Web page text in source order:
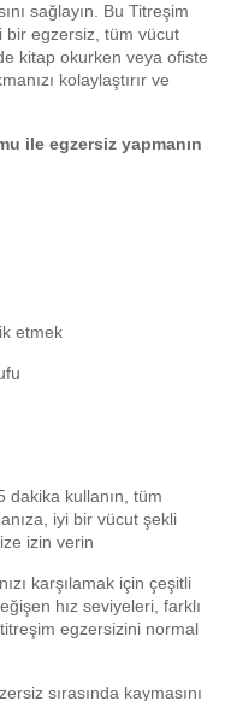
sağlayın. Bu Titreşim
bir egzersiz, tüm vücut
kitap okurken veya ofiste
kolaylaştırır ve
ile egzersiz yapmanın
etmek
dakika kullanın, tüm
iyi bir vücut şekli
izin verin
karşılamak için çeşitli
hız seviyeleri, farklı
egzersizini normal
sırasında kaymasını